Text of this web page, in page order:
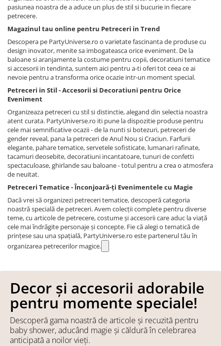
pasiunea noastra de a aduce un plus de stil si bucurie in fiecare
petrecere.
Magazinul tau online pentru Petreceri in Trend
Descopera pe PartyUniverse.ro o varietate fascinanta de produse cu
design inovator, menite sa imbogateasca orice eveniment. De la
baloane si aranjamente la costume pentru copii, decoratiuni tematice
si accesorii in tendinta, suntem aici pentru a-ti oferi tot ceea ce ai
nevoie pentru a transforma orice ocazie intr-un moment special.
Petreceri in Stil - Accesorii si Decoratiuni pentru Orice
Eveniment
Organizeaza petreceri cu stil si distinctie, alegand din selectia noastra
atent curata. PartyUniverse.ro iti pune la dispozitie produse pentru
cele mai semnificative ocazii - de la nunti si botezuri, petreceri de
gender reveal, pana la petreceri de Anul Nou si Craciun. Farfurii
elegante, pahare tematice, servetele sofisticate, lumanari rafinate,
tacamuri deosebite, decoratiuni incantatoare, tunuri de confetti
spectaculoase, ghirlande sau baloane - totul pentru a crea o atmosfera
de neuitat.
Petreceri Tematice - Înconjoară-ți Evenimentele cu Magie
Dacă vrei să organizezi petreceri tematice, descoperă categoria
noastră specială de petreceri. Avem colecții complete pentru diverse
teme, cu articole de petrecere, costume și accesorii care aduc la viață
cele mai îndrăgite personaje și concepte. Fie că alegi o tematică de
prințese sau una spațială, PartyUniverse.ro este partenerul tău în
organizarea petrecerilor magice.
Decor și accesorii adorabile
pentru momente speciale!
Descoperă gama noastră de articole și recuzită pentru
baby shower, aducând magie și căldură în celebrarea
anticipată a noilor vieți.